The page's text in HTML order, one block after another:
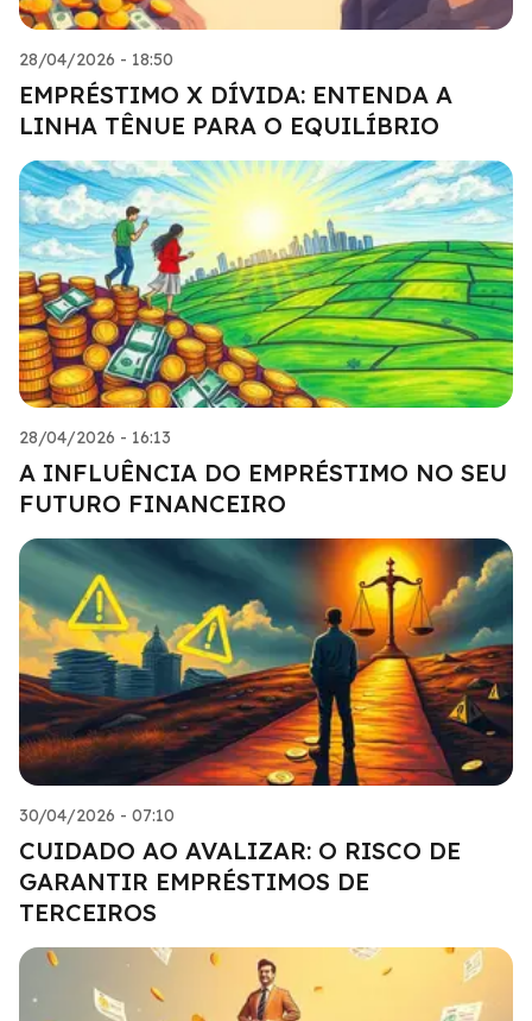
28/04/2026 - 18:50
EMPRÉSTIMO X DÍVIDA: ENTENDA A
LINHA TÊNUE PARA O EQUILÍBRIO
28/04/2026 - 16:13
A INFLUÊNCIA DO EMPRÉSTIMO NO SEU
FUTURO FINANCEIRO
30/04/2026 - 07:10
CUIDADO AO AVALIZAR: O RISCO DE
GARANTIR EMPRÉSTIMOS DE
TERCEIROS